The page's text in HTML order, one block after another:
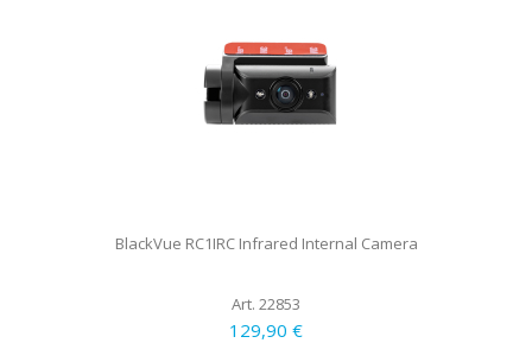
BlackVue RC1IRC Infrared Internal Camera
Art. 22853
129,90 €